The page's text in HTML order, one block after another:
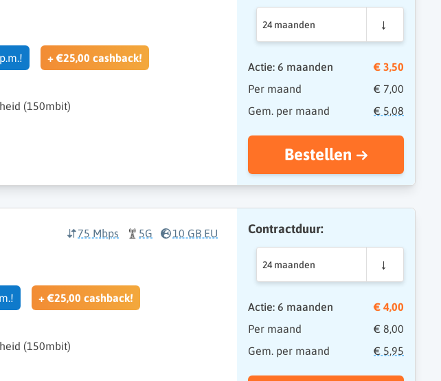
+ €25,00 cashback!
(150mbit)
24 maanden
Actie: 6 maanden
€ 3,50
Per maand
€ 7,00
Gem. per maand
€ 5,08
Bestellen
75 Mbps 5G 10 GB EU
+ €25,00 cashback!
(150mbit)
Contractduur:
24 maanden
Actie: 6 maanden
€ 4,00
Per maand
€ 8,00
Gem. per maand
€ 5,95